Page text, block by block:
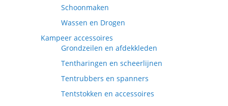
Schoonmaken
Wassen en Drogen
Kampeer accessoires
Grondzeilen en afdekkleden
Tentharingen en scheerlijnen
Tentrubbers en spanners
Tentstokken en accessoires